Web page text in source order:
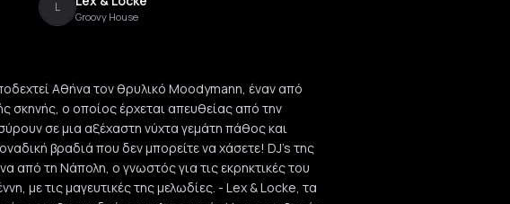
L
Groovy House
Αθήνα τον θρυλικό Moodymann, έναν από
σκηνής, ο οποίος έρχεται απευθείας από την
σε μια αξέχαστη νύχτα γεμάτη πάθος και
βραδιά που δεν μπορείτε να χάσετε! DJ’s της
τη Νάπολη, o γνωστός για τις εκρηκτικές του
με τις μαγευτικές της μελωδίες. - Lex & Locke, τα